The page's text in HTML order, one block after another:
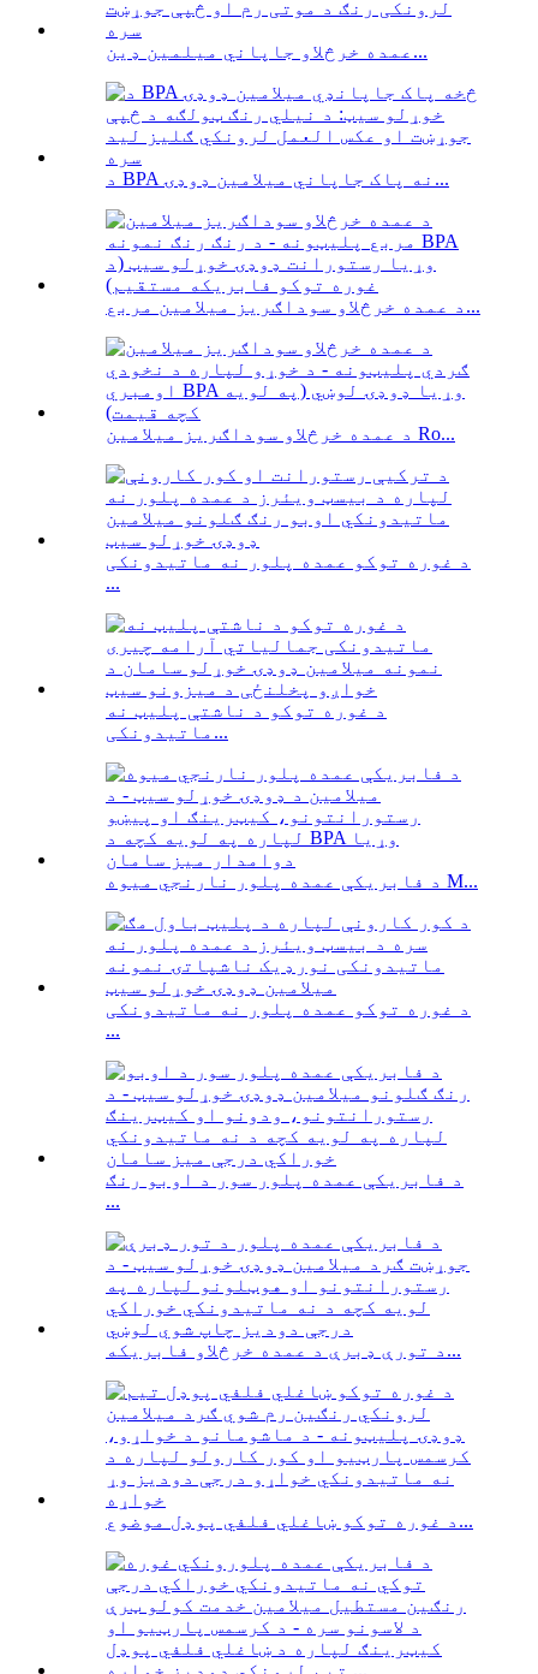
عمده خرڅلاو جاپاني میلمین ډین...
د BPA نه پاک جاپاني میلامین ډوډۍ...
د عمده خرڅلاو سوداګریز میلامین مربع...
د عمده خرڅلاو سوداګریز میلامین Ro...
د غوره توکو عمده پلور نه ماتیدونکی
...
د غوره توکو د ناشتې پلیټ نه
ماتیدونکی...
د فابریکې عمده پلور نارنجي میوه M...
د غوره توکو عمده پلور نه ماتیدونکی
...
د فابریکې عمده پلور سور د اوبو رنګ
...
د تورې ډبرې د عمده خرڅلاو فابریکه...
د غوره توکو ښاغلي فلفي پوډل موضوع...